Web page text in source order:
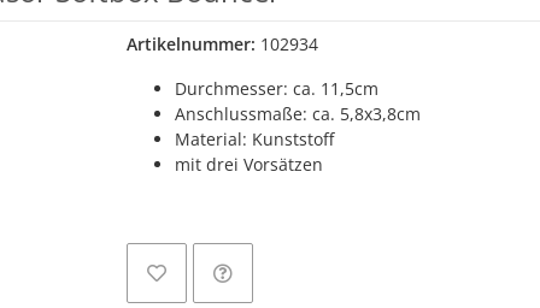
Artikelnummer: 102934
Durchmesser: ca. 11,5cm
Anschlussmaße: ca. 5,8x3,8cm
Material: Kunststoff
mit drei Vorsätzen